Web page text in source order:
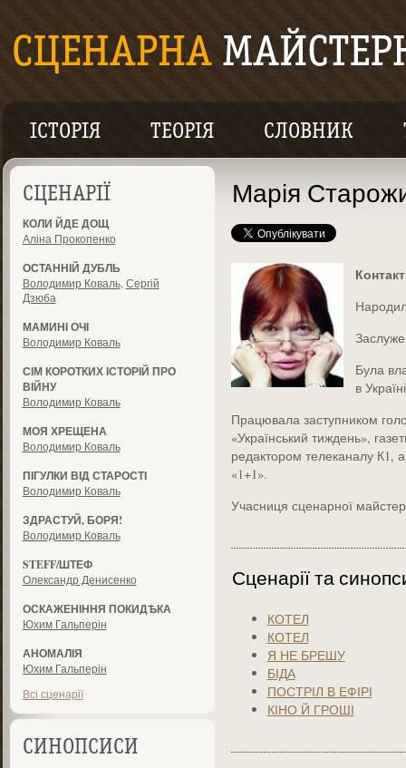
ІСТОРІЯ ТЕОРІЯ СЛОВНИК
СЦЕНАРІЇ
КОЛИ ЙДЕ ДОЩ
Аліна Прокопенко
ОСТАННІЙ ДУБЛЬ
Володимир Коваль, Сергій
Дзюба
МАМИНІ ОЧІ
Володимир Коваль
СІМ КОРОТКИХ ІСТОРІЙ ПРО
ВІЙНУ
Володимир Коваль
МОЯ ХРЕЩЕНА
Володимир Коваль
ПІГУЛКИ ВІД СТАРОСТІ
Володимир Коваль
ЗДРАСТУЙ, БОРЯ!
Володимир Коваль
STEFF/ШТЕФ
Олександр Денисенко
ОСКАЖЕНІННЯ ПОКИДѢКА
Юхим Гальперін
АНОМАЛІЯ
Юхим Гальперін
Всі сценарії
СИНОПСИСИ
Марія
Була
в
Працювала заступником
«Український тиждень»,
редактором телеканалу К1,
«1+1».
Учасниця сценарної
Сценарії та
КОТЕЛ
КОТЕЛ
Я НЕ БРЕШУ
БІДА
ПОСТРІЛ В ЕФІРІ
КІНО Й ГРОШІ